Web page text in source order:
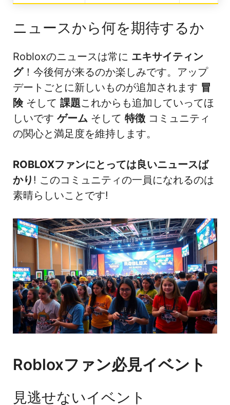
ニュースから何を期待するか
Robloxのニュースは常に エキサイティン
グ！今後何が来るのか楽しみです。アップ
デートごとに新しいものが追加されます 冒
険そして 課題これからも追加していってほ
しいです ゲーム そして 特徴 コミュニティ
の関心と満足度を維持します。
ROBLOXファンにとっては良いニュースば
かり ! このコミュニティの一員になれるのは
素晴らしいことです!
Robloxファン必見イベント
見逃せないイベント